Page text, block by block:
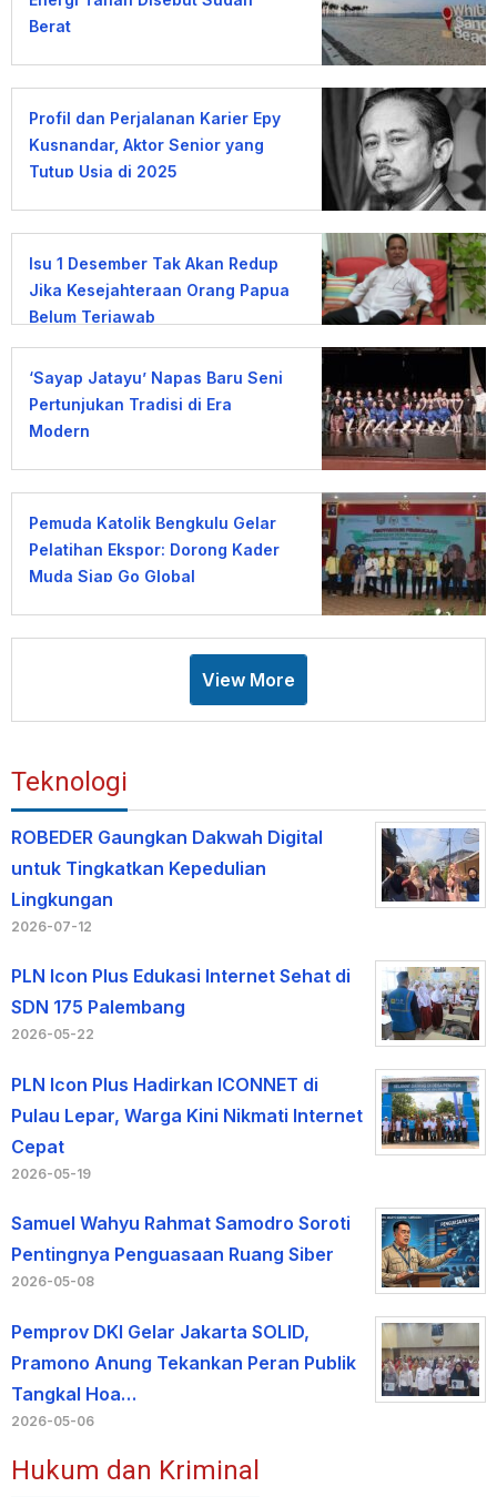
Berat
Profil dan Perjalanan Karier Epy
Kusnandar, Aktor Senior yang
Tutup Usia di 2025
Isu 1 Desember Tak Akan Redup
Jika Kesejahteraan Orang Papua
Belum Terjawab
‘Sayap Jatayu’ Napas Baru Seni
Pertunjukan Tradisi di Era
Modern
Pemuda Katolik Bengkulu Gelar
Pelatihan Ekspor: Dorong Kader
Muda Siap Go Global
View More
Teknologi
ROBEDER Gaungkan Dakwah Digital
untuk Tingkatkan Kepedulian
Lingkungan
2026-07-12
PLN Icon Plus Edukasi Internet Sehat di
SDN 175 Palembang
2026-05-22
PLN Icon Plus Hadirkan ICONNET di
Pulau Lepar, Warga Kini Nikmati Internet
Cepat
2026-05-19
Samuel Wahyu Rahmat Samodro Soroti
Pentingnya Penguasaan Ruang Siber
2026-05-08
Pemprov DKI Gelar Jakarta SOLID,
Pramono Anung Tekankan Peran Publik
Tangkal Hoa…
2026-05-06
Hukum dan Kriminal